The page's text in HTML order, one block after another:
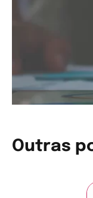
Outras